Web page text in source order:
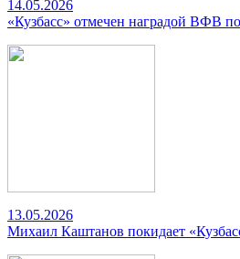
14.05.2026
«Кузбасс» отмечен наградой ВФВ
13.05.2026
Михаил Каштанов покидает